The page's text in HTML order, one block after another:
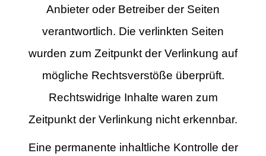
Anbieter oder Betreiber der Seiten
verantwortlich. Die verlinkten Seiten
wurden zum Zeitpunkt der Verlinkung auf
mögliche Rechtsverstöße überprüft.
Rechtswidrige Inhalte waren zum
Zeitpunkt der Verlinkung nicht erkennbar.
Eine permanente inhaltliche Kontrolle der